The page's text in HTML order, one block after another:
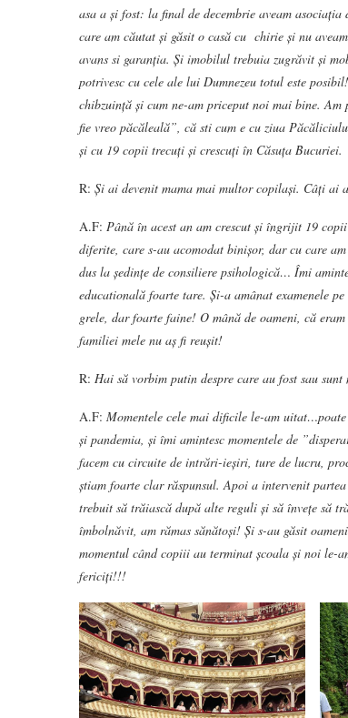
asa a și fost: la final de decembrie aveam
care am căutat și găsit o casă cu chirie și nu
avans si garanția. Și imobilul trebuia zugrăvit și
potrivesc cu cele ale lui Dumnezeu totul este
chibzuință și cum ne-am priceput noi mai bine.
fie vreo păcăleală”, că sti cum e cu ziua
și cu 19 copii trecuți și crescuți în Căsuța Bucuriei.
R: Și ai devenit mama mai multor copilași. Câți ai
A.F: Până în acest an am crescut și îngrijit 19
diferite, care s-au acomodat binișor, dar cu care
dus la ședințe de consiliere psihologică… Îmi
educatională foarte tare. Și-a amânat examenele
grele, dar foarte faine! O mână de oameni, că
familiei mele nu aș fi reușit!
R: Hai să vorbim putin despre care au fost sau
A.F: Momentele cele mai dificile le-am
și pandemia, și îmi amintesc momentele de
facem cu circuite de intrări-ieșiri, ture de lucru,
știam foarte clar răspunsul. Apoi a intervenit
trebuit să trăiască după alte reguli și să învețe să
îmbolnăvit, am rămas sănătoși! Și s-au găsit
momentul când copiii au terminat școala și noi le-
fericiți!!!